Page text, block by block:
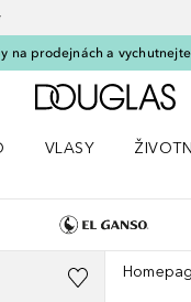
na prodejnách a
VLASY